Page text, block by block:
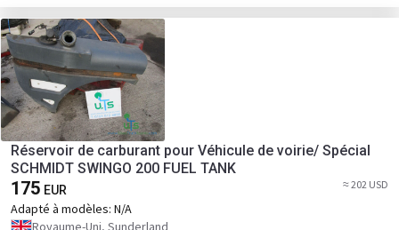
Réservoir de carburant pour Véhicule de voirie/ Spécial
SCHMIDT SWINGO 200 FUEL TANK
175 EUR ≈ 202 USD
Adapté à modèles: N/A
Royaume-Uni, Sunderland